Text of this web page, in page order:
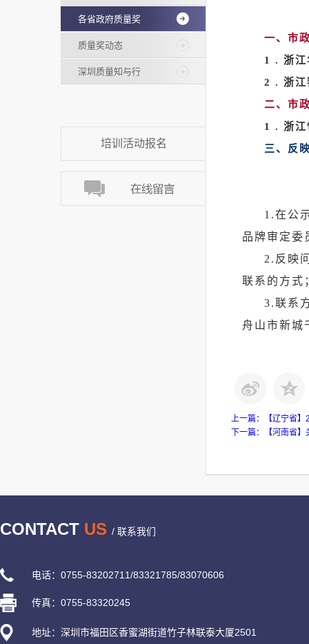
各省政府质量奖
质量奖动态
深圳质量知与行
培训活动报名
一、市
1 . 浙
2 . 浙
二、市
1 . 浙
三、反
1.在公
品牌审定委
2.反映
联系的方式
3.联系
舟山市新城
上一篇：
【辽宁省
下一篇：
【河南省
CONTACT US / 联系我们
电话：0755-83202711/83321785/83070606
传真：0755-83320245
地址：深圳市福田区香蜜湖街道竹子林联泰大厦2501